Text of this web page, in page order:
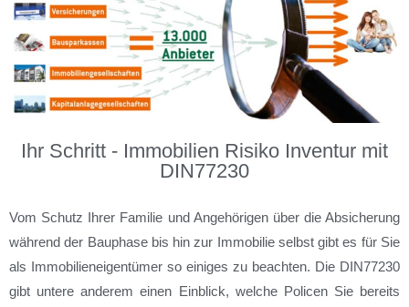
Ihr Schritt - Immobilien Risiko Inventur mit
DIN77230
Vom Schutz Ihrer Familie und Angehörigen über die Absicherung
während der Bauphase bis hin zur Immobilie selbst gibt es für Sie
als Immobilieneigentümer so einiges zu beachten. Die DIN77230
gibt untere anderem einen Einblick, welche Policen Sie bereits